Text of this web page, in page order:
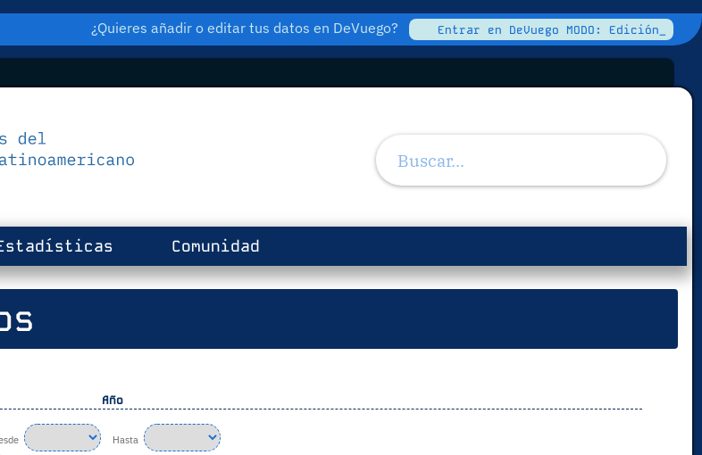
¿Quieres añadir o editar tus datos en DeVuego? Entrar en DeVuego MODO: Edición_
Comunidad
Año
Hasta